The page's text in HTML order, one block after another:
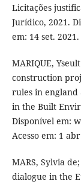
Licitações
Jurídico, 2021.
em: 14 set. 2021.
MARIQUE,
construction
rules in
in the Built
Disponível em:
Acesso em: 1
MARS, Sylvia
dialogue in the